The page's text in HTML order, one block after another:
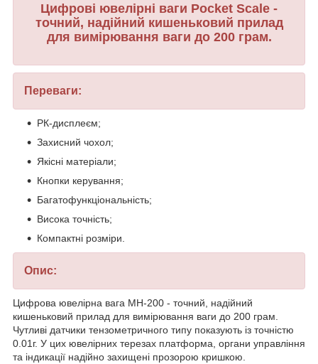
Цифрові ювелірні ваги Pocket Scale -
точний, надійний кишеньковий прилад
для вимірювання ваги до 200 грам.
Переваги:
РК-дисплеєм;
Захисний чохол;
Якісні матеріали;
Кнопки керування;
Багатофункціональність;
Висока точність;
Компактні розміри.
Опис:
Цифрова ювелірна вага MH-200 - точний, надійний
кишеньковий прилад для вимірювання ваги до 200 грам.
Чутливі датчики тензометричного типу показують із точністю
0.01г. У цих ювелірних терезах платформа, органи управління
та індикації надійно захищені прозорою кришкою.